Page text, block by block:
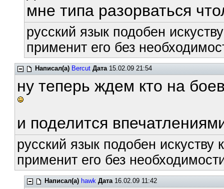
мне типа разорваться
русский язык подобен
применит его без
Написал(а) Bercut Дата15.02.09 21:54
ну теперь ждем кто на
и поделится
русский язык подобен
применит его без
Написал(а) hawk Дата16.02.09 11:42